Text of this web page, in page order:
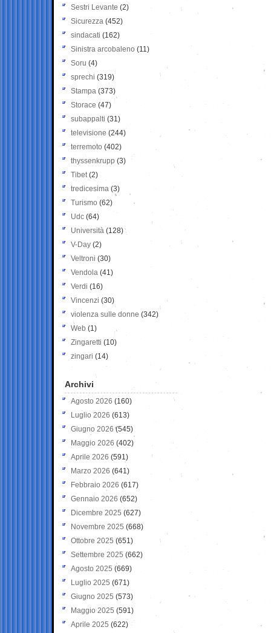
Sestri Levante (2)
Sicurezza (452)
sindacati (162)
Sinistra arcobaleno (11)
Soru (4)
sprechi (319)
Stampa (373)
Storace (47)
subappalti (31)
televisione(244)
terremoto (402)
thyssenkrupp (3)
Tibet(2)
tredicesima (3)
Turismo (62)
Udc (64)
Università (128)
V-Day (2)
Veltroni (30)
Vendola (41)
Verdi (16)
Vincenzi (30)
violenza sulle donne (342)
Web (1)
Zingaretti (10)
zingari (14)
Archivi
Agosto 2026 (160)
Luglio 2026 (613)
Giugno 2026 (545)
Maggio 2026 (402)
Aprile 2026 (591)
Marzo 2026 (641)
Febbraio 2026 (617)
Gennaio 2026 (652)
Dicembre 2025 (627)
Novembre 2025 (668)
Ottobre 2025 (651)
Settembre 2025 (662)
Agosto 2025 (669)
Luglio 2025 (671)
Giugno 2025 (573)
Maggio 2025 (591)
Aprile 2025 (622)